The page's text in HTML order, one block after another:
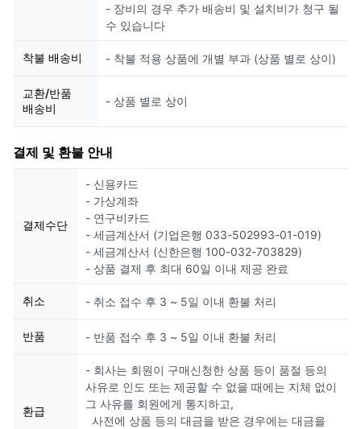
- 장비의 경우 추가 배송비 및 설치비가 청구 될
수 있습니다
착불 배송비 - 착불 적용 상품에 개별 부과 (상품 별로 상이)
교환/반품
배송비
- 상품 별로 상이
결제 및 환불 안내
결제수단
- 신용카드
- 가상계좌
- 연구비카드
- 세금계산서 (기업은행 033-502993-01-019)
- 세금계산서 (신한은행 100-032-703829)
- 상품 결제 후 최대 60일 이내 제공 완료
취소 - 취소 접수 후 3 ~ 5일 이내 환불 처리
반품 - 반품 접수 후 3 ~ 5일 이내 환불 처리
환급
- 회사는 회원이 구매신청한 상품 등이 품절 등의
사유로 인도 또는 제공할 수 없을 때에는 지체 없이
그 사유를 회원에게 통지하고,
사전에 상품 등의 대금을 받은 경우에는 대금을